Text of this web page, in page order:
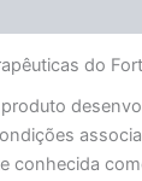
do
conhecida